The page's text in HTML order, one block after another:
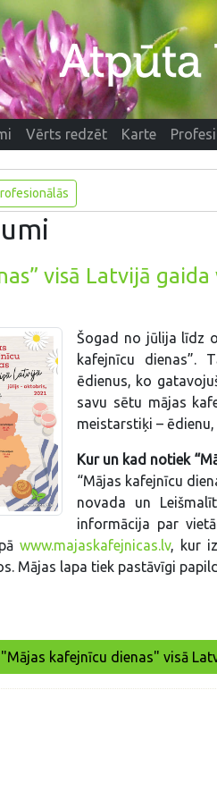
Vērts redzēt Karte
visā Latvijā
Šogad no jūlija līdz
kafejnīcu dienas”.
ēdienus, ko
savu sētu mājas
meistarstiķi –
Kur un kad notiek
“Mājas kafejnīcu
novada un
informācija par
www.majaskafejnicas.lv, kur
Mājas lapa tiek pastāvīgi
kafejnīcu dienas" visā